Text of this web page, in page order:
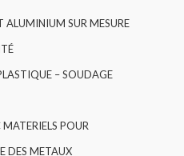
ALUMINIUM SUR MESURE
– SOUDAGE
POUR
DES METAUX